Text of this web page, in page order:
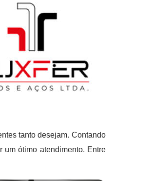
tanto desejam. Contando
um ótimo atendimento. Entre